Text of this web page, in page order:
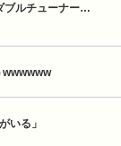
ブルチューナー…
wwwwww
いる」